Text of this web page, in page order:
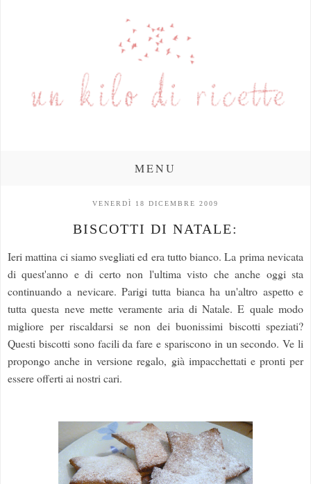
MENU
VENERDÌ 18 DICEMBRE 2009
BISCOTTI DI NATALE:
Ieri mattina ci siamo svegliati ed era tutto bianco. La prima nevicata
di quest'anno e di certo non l'ultima visto che anche oggi sta
continuando a nevicare. Parigi tutta bianca ha un'altro aspetto e
tutta questa neve mette veramente aria di Natale. E quale modo
migliore per riscaldarsi se non dei buonissimi biscotti speziati?
Questi biscotti sono facili da fare e spariscono in un secondo. Ve li
propongo anche in versione regalo, già impacchettati e pronti per
essere offerti ai nostri cari.